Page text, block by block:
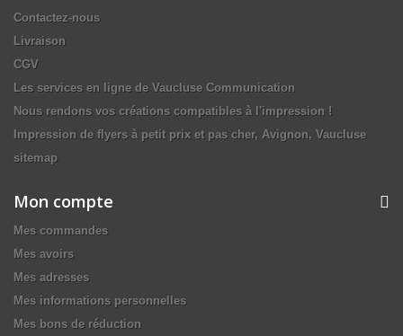
Contactez-nous
Livraison
CGV
Les services en ligne de Vaucluse Communication
Nous rendons vos créations compatibles à l'impression !
Impression de flyers à petit prix et pas cher, Avignon, Vaucluse
sitemap
Mon compte
Mes commandes
Mes avoirs
Mes adresses
Mes informations personnelles
Mes bons de réduction